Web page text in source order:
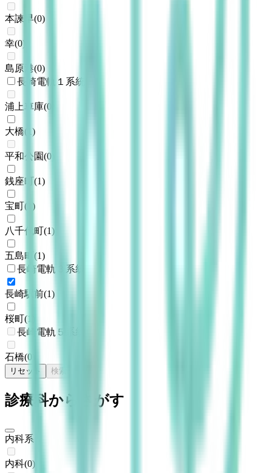
本諫早(0)
幸(0)
島原港(0)
長崎電軌１系統
浦上車庫(0
大橋( )
平和公園(0
銭座町(1)
宝町( )
八千代町(1)
五島町 (1)
長崎電軌３系統
長崎駅前(1)
桜町(1
長崎電軌５系統
石橋(0
リセット 検索
診療科からさがす
内科系
内科(0)